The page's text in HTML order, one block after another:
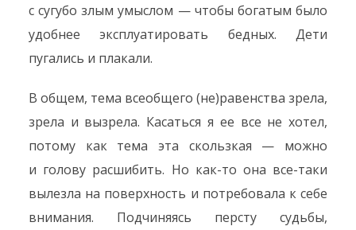
с сугубо злым умыслом — чтобы богатым было
удобнее эксплуатировать бедных. Дети
пугались и плакали.
В общем, тема всеобщего (не)равенства зрела,
зрела и вызрела. Касаться я ее все не хотел,
потому как тема эта скользкая — можно
и голову расшибить. Но как-то она все-таки
вылезла на поверхность и потребовала к себе
внимания. Подчиняясь персту судьбы,